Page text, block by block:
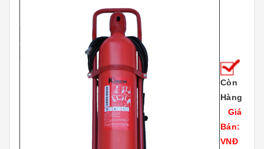
Còn
Hàng
Giá
Bán:
VNĐ